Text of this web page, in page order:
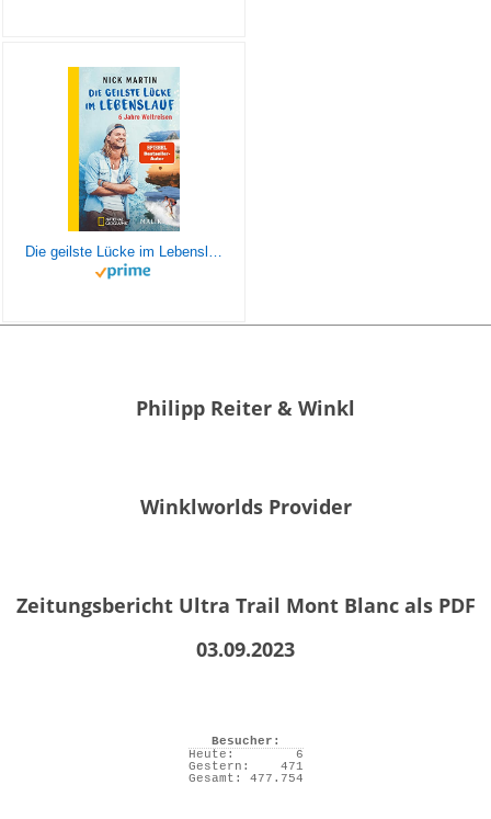
Philipp Reiter & Winkl
Winklworlds Provider
Zeitungsbericht Ultra Trail Mont Blanc als PDF
03.09.2023
Besucher:
Heute:
6
Gestern:
471
Gesamt:
477.754